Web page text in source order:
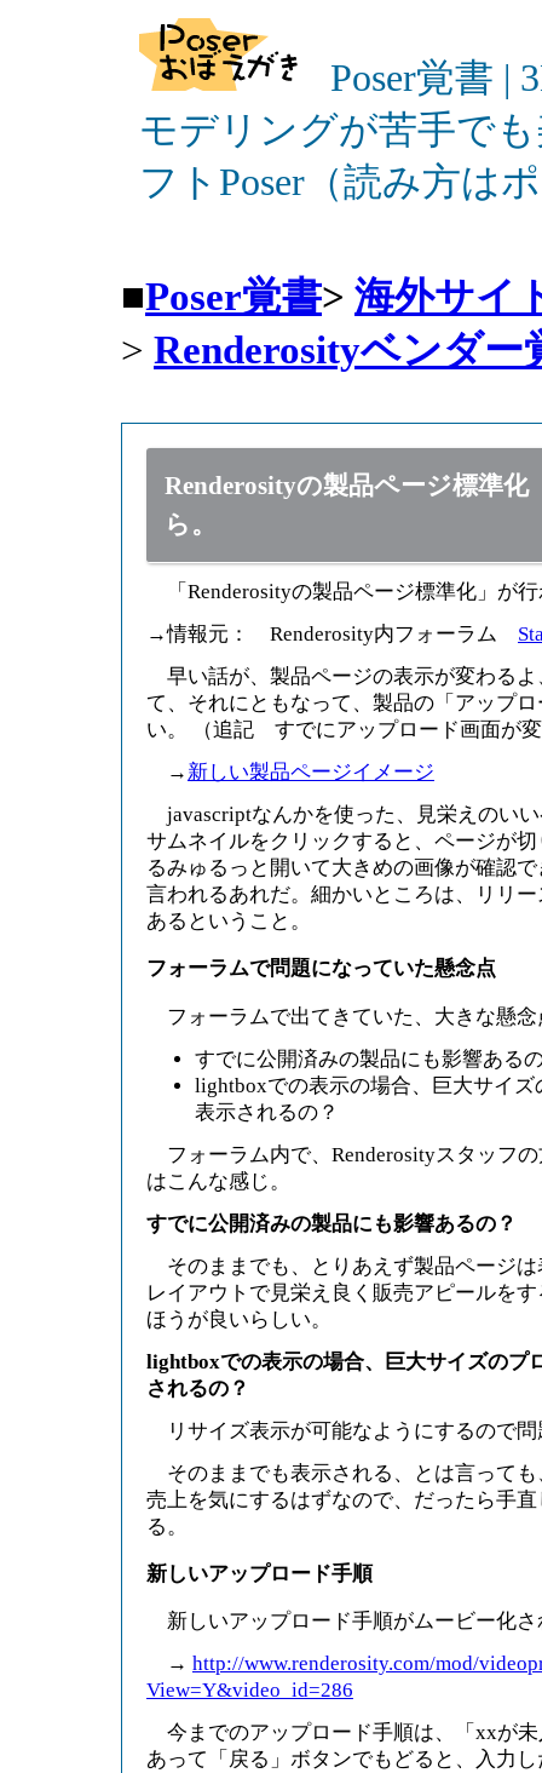
Poser覚書 |
モデリングが苦手で
フトPoser（読み方は
■Poser覚書> 海外サイ
> Renderosityベンダー
Renderosityの製品ページ標準
ら。
「Renderosityの製品ページ標準化」が
→情報元： Renderosity内フォーラム
早い話が、製品ページの表示が変わる
て、それにともなって、製品の「アップ
い。 （追記 すでにアップロード画面が
→ 新しい製品ページイメージ
javascriptなんかを使った、見栄えのい
サムネイルをクリックすると、ページが
るみゅるっと開いて大きめの画像が確認
言われるあれだ。細かいところは、リリ
あるということ。
フォーラムで問題になっていた懸念点
フォーラムで出てきていた、大きな懸念
すでに公開済みの製品にも影響ある
lightboxでの表示の場合、巨大サイ
表示されるの？
フォーラム内で、Renderosityスタッフ
はこんな感じ。
すでに公開済みの製品にも影響あるの？
そのままでも、とりあえず製品ページ
レイアウトで見栄え良く販売アピールを
ほうが良いらしい。
lightboxでの表示の場合、巨大サイズのプ
されるの？
リサイズ表示が可能なようにするので問
そのままでも表示される、とは言って
売上を気にするはずなので、だったら手
る。
新しいアップロード手順
新しいアップロード手順がムービー化さ
→ http://www.renderosity.com/mod/
View=Y&video_id=286
今までのアップロード手順は、「xxが
あって「戻る」ボタンでもどると、入力